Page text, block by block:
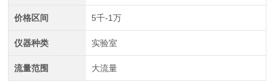
价格区间 5千-1万
仪器种类 实验室
流量范围 大流量